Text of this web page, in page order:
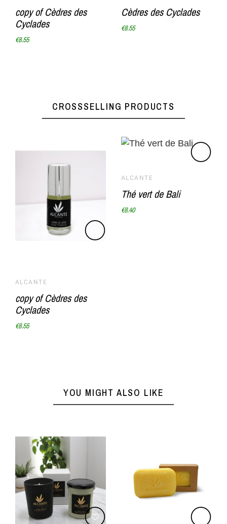
copy of Cèdres des
Cyclades
€8.55
Cèdres des Cyclades
€8.55
CROSSSELLING PRODUCTS
ALCANTE
copy of Cèdres des
Cyclades
€8.55
ALCANTE
Thé vert de Bali
€8.40
YOU MIGHT ALSO LIKE